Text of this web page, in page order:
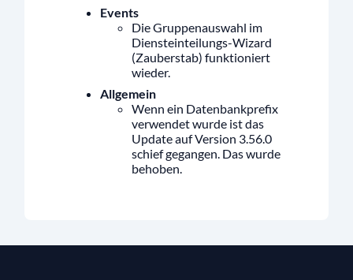
Events
Die Gruppenauswahl im
Diensteinteilungs-Wizard
(Zauberstab) funktioniert
wieder.
Allgemein
Wenn ein Datenbankprefix
verwendet wurde ist das
Update auf Version 3.56.0
schief gegangen. Das wurde
behoben.